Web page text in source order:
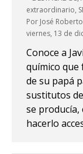
extraordinario,
Por José
viernes, 13 de
Conoce a
químico que
de su papá
sustitutos
se
hacerlo